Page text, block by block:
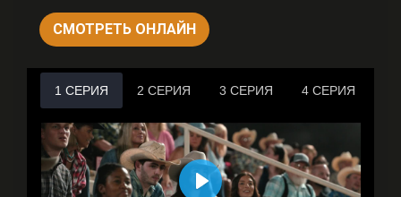
СМОТРЕТЬ ОНЛАЙН